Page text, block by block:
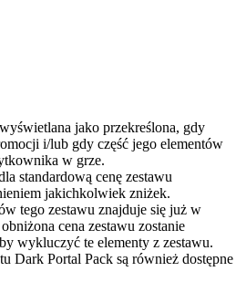
jako przekreślona, gdy
i/lub gdy część jego elementów
w grze.
standardową cenę zestawu
jakichkolwiek zniżek.
tego zestawu znajduje się już w
cena zestawu zostanie
wykluczyć te elementy z zestawu.
Dark Portal Pack są również dostępne